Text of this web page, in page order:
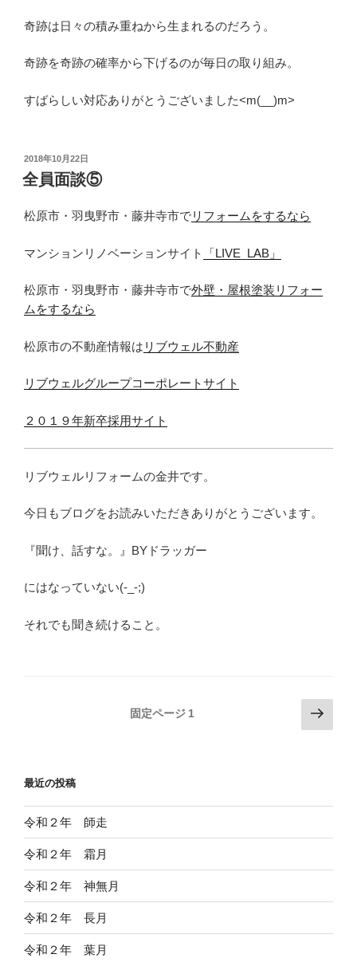
奇跡は日々の積み重ねから生まれるのだろう。
奇跡を奇跡の確率から下げるのが毎日の取り組み。
すばらしい対応ありがとうございました<m(__)m>
投
稿
日:
2018年10月22日
全員面談⑤
松原市・羽曳野市・藤井寺市でリフォームをするなら
マンションリノベーションサイト 「LIVE_LAB」
松原市・羽曳野市・藤井寺市で外壁・屋根塗装リフォー
ムをするなら
松原市の不動産情報は リブウェル不動産
リブウェルグループコーポレートサイト
２０１９年新卒採用サイト
リブウェルリフォームの金井です。
今日もブログをお読みいただきありがとうございます。
『聞け、話すな。』BYドラッガー
にはなっていない(-_-;)
それでも聞き続けること。
ペ
ジ
送
り
固定ページ 1
次
の
最近の投稿
令和２年 師走
令和２年 霜月
令和２年 神無月
令和２年 長月
令和２年 葉月